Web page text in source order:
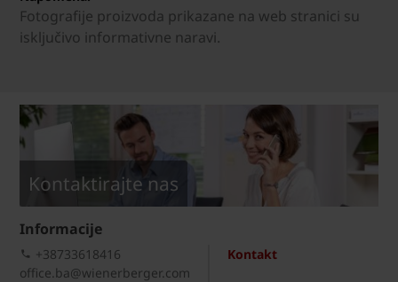
Fotografije proizvoda prikazane na web stranici su
isključivo informativne naravi.
Kontaktirajte nas
Informacije
Kontakt
+38733618416
office.ba@wienerberger.com